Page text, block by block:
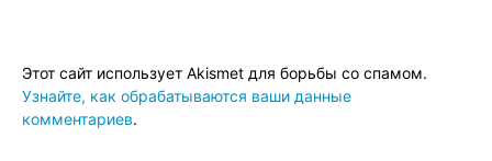
Этот сайт использует Akismet для борьбы со спамом.
Узнайте, как обрабатываются ваши данные
комментариев.